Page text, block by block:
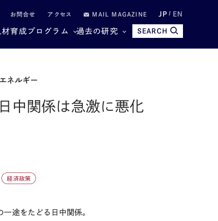
お問合せ アクセス MAIL MAGAZINE JP EN
材育成プログラム 過去の研究 SEARCH
ネルギー
中関係は急激に悪化
経済政策
途をたどる日中関係。